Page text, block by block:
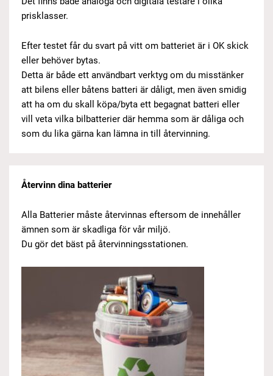
prisklasser.
Efter testet får du svart på vitt om batteriet är i OK skick
eller behöver bytas.
Detta är både ett användbart verktyg om du misstänker
att bilens eller båtens batteri är dåligt, men även smidig
att ha om du skall köpa/byta ett begagnat batteri eller
vill veta vilka bilbatterier där hemma som är dåliga och
som du lika gärna kan lämna in till återvinning.
Återvinn dina batterier
Alla Batterier måste återvinnas eftersom de innehåller
ämnen som är skadliga för vår miljö.
Du gör det bäst på återvinningsstationen.